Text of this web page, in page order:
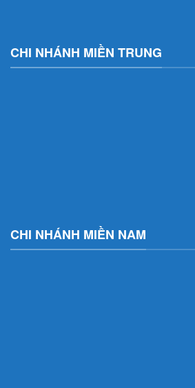
CHI NHÁNH MIỀN TRUNG
CHI NHÁNH MIỀN NAM